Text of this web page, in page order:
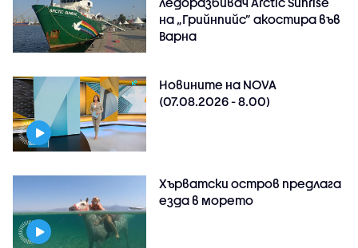
на „Грийнпийс” акостира във
Варна
Новините на NOVA
(07.08.2026 - 8.00)
Хърватски остров предлага
езда в морето